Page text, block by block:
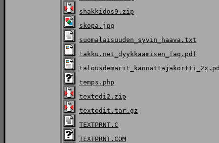
shakkidos9.zip
skopa.jpg
suomalaisuuden_syvin_haava.txt
takku.net_dyykkaamisen_faq.pdf
temps.php
textedi2.zip
textedit.tar.gz
TEXTPRNT.C
TEXTPRNT.COM